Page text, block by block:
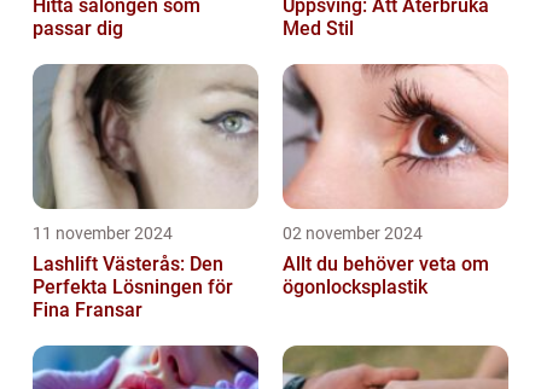
Hitta salongen som
passar dig
Uppsving: Att Återbruka
Med Stil
11 november 2024
Lashlift Västerås: Den
Perfekta Lösningen för
Fina Fransar
02 november 2024
Allt du behöver veta om
ögonlocksplastik